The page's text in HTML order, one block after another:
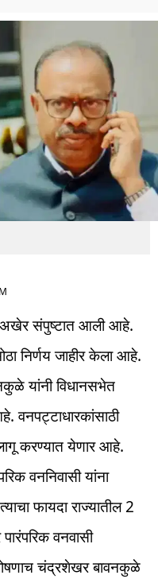
अखेर संपुष्टात आली आहे.
निर्णय जाहीर केला आहे.
यांनी विधानसभेत
वनपट्टाधारकांसाठी
करण्यात येणार आहे.
वननिवासी यांना
फायदा राज्यातील 2
वनवासी
चंद्रशेखर बावनकुळे